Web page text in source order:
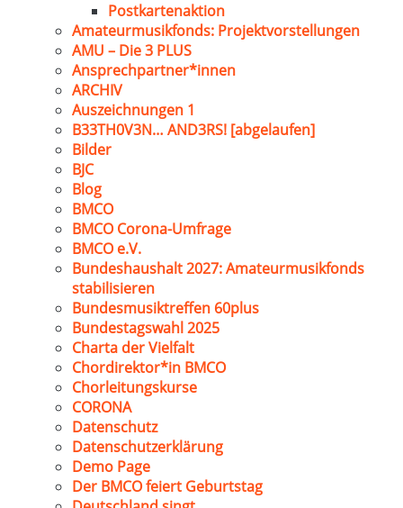
Postkartenaktion
Amateurmusikfonds: Projektvorstellungen
AMU – Die 3 PLUS
Ansprechpartner*innen
ARCHIV
Auszeichnungen 1
B33TH0V3N… AND3RS! [abgelaufen]
Bilder
BJC
Blog
BMCO
BMCO Corona-Umfrage
BMCO e.V.
Bundeshaushalt 2027: Amateurmusikfonds
stabilisieren
Bundesmusiktreffen 60plus
Bundestagswahl 2025
Charta der Vielfalt
Chordirektor*in BMCO
Chorleitungskurse
CORONA
Datenschutz
Datenschutzerklärung
Demo Page
Der BMCO feiert Geburtstag